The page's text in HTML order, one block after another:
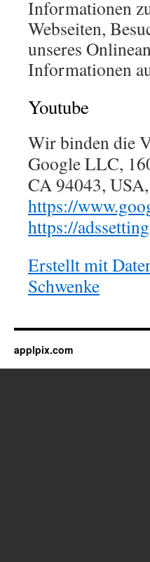
Informationen
Webseiten,
unseres
Informationen
Youtube
Wir binden die
Google LLC,
CA 94043,
https://
https://
Erstellt mit
Schwenke
applpix.com